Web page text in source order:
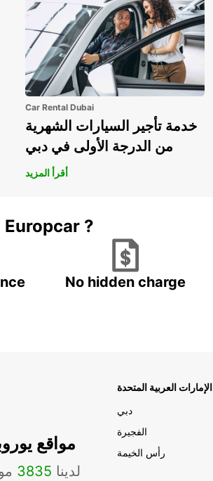
Car Rental Dubai
خدمة تأجير السيارات الشهرية
من الدرجة الأولى في دبي
أقرأ المزيد
?
No hidden charge
مواقع
لدينا 3835
الإمارات العربية المتحدة
دبي
الفجيرة
رأس الخيمة